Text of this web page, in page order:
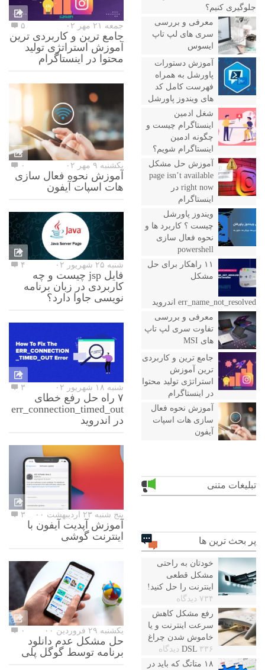
جلوگیری کنیم؟
معرفی و بررسی
سری های لپ تاپ
ایسوس
آموزش دستورات
پاورشل به همراه
فهرست کامل کد
های ویندوز پاورشل
شغل ادمین
اینستاگرام چیست و
چگونه ادمین
اینستاگرام شویم؟
آموزش حل مشکل
page isn’t available
right now در
اینستاگرام
ویندوز پاورشل
چیست ؟ کاربرد ها و
نحوه فعال سازی
powershell
۱۱ راهکار برای حل
مشکل
err_name_not_resolved اندروید
معرفی و بررسی
تفاوت سری لپ تاپ
های MSI
جامع ترین و کاربردی
ترین آموزش
استراتژی تولید محتوا
در اینستاگرام
آموزش نحوه فعال
سازی هات اسپات
آیفون
تبلیغات متنی
پر بحث ترین ها
خودتان به راحتی
مشکل قطعی
اینترنت را حل کنید!
۷۳۴ دیدگاه
رفع مشکل کاهش
سرعت اینترنت و یا
خاموش شدن چراغ
DSL ۳۳۶ دیدگاه
۱۸ متاتگ که باید در
جمعه ۲۱ مهر ۰۲ ۵
جامع ترین و کاربردی ترین
آموزش استراتژی تولید
محتوا در اینستاگرام
یکشنبه ۹ مهر ۰۲ ۰
آموزش نحوه فعال سازی
هات اسپات آیفون
شنبه ۲۵ شهریور ۰۲ ۴
فایل jsp چیست و چه
کاربردی در زبان برنامه
نویسی جاوا دارد؟
شنبه ۱۸ شهریور ۰۲ ۳
۷ راه حل رفع خطای
err_connection_timed_out
در اندروید
پنج شنبه ۲۳ اردیبهشت ۰۰ ۳
آموزش آپدیت آیفون با
اینترنت گوشی
یکشنبه ۲۹ فروردین ۰۰ ۰
حل مشکل عدم دانلود
برنامه توسط گوگل پلی